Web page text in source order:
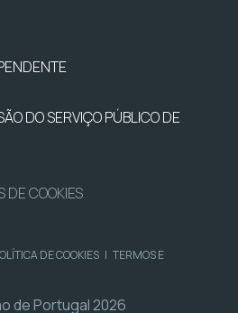
DO SERVIÇO PÚBLICO DE
DE COOKIES
DE COOKIES | TERMOS E
de Portugal 2026